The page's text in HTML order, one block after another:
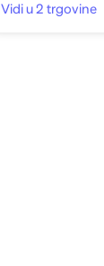
Vidi u 2 trgovine